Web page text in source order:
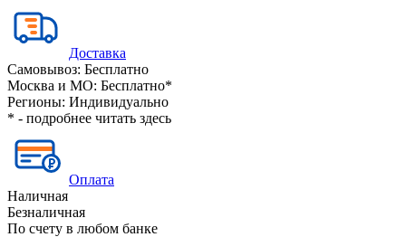
Доставка
Самовывоз: Бесплатно
Москва и МО: Бесплатно*
Регионы: Индивидуально
* - подробнее читать здесь
Оплата
Наличная
Безналичная
По счету в любом банке